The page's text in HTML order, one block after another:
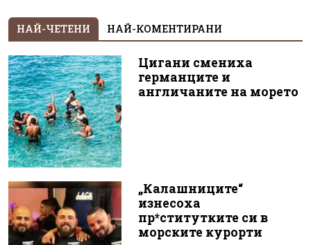
НАЙ-ЧЕТЕНИ НАЙ-КОМЕНТИРАНИ
Цигани смениха
германците и
англичаните на морето
„Калашниците“
изнесоха
пр*ститутките си в
морските курорти